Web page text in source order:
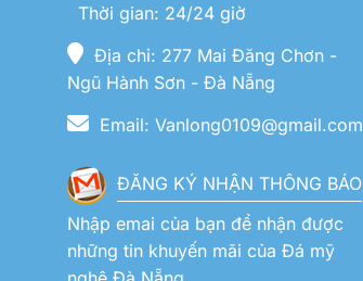
Thời gian: 24/24 giờ
Địa chỉ: 277 Mai Đăng Chơn -
Ngũ Hành Sơn - Đà Nẵng
Email: Vanlong0109@gmail.com
ĐĂNG KÝ NHẬN THÔNG BÁO
Nhập emai của bạn để nhận được
những tin khuyến mãi của Đá mỹ